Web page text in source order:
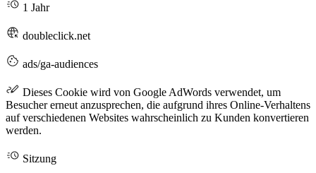
1 Jahr
doubleclick.net
ads/ga-audiences
Dieses Cookie wird von Google AdWords verwendet, um
Besucher erneut anzusprechen, die aufgrund ihres Online-Verhaltens
auf verschiedenen Websites wahrscheinlich zu Kunden konvertieren
werden.
Sitzung